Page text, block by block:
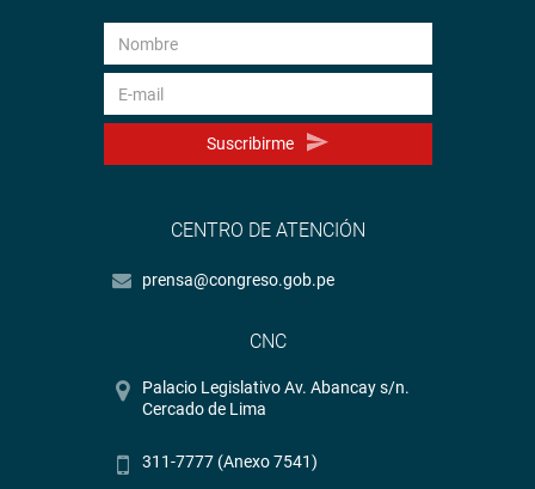
Suscribirme
CENTRO DE ATENCIÓN
prensa@congreso.gob.pe
CNC
Palacio Legislativo Av. Abancay s/n.
Cercado de Lima
311-7777 (Anexo 7541)